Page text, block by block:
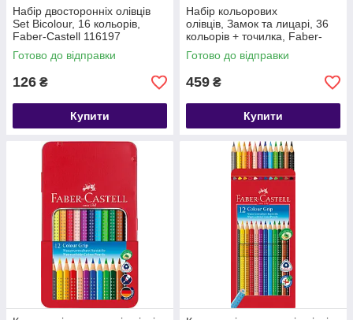
Набір двосторонніх олівців
Set Bicolour, 16 кольорів,
Faber-Castell 116197
Готово до відправки
126 ₴
Купити
Набір кольорових
олівців, Замок та лицарі, 36
кольорів + точилка, Faber-
Castell, 120136
Готово до відправки
459 ₴
Купити